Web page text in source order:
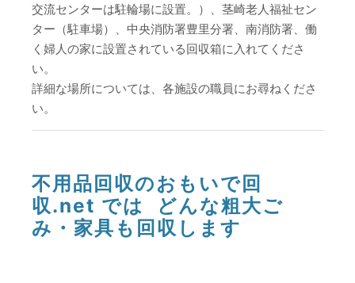
交流センターは駐輪場に設置。）、茎崎老人福祉セン
ター（駐車場）、中央消防署豊里分署、南消防署、働
く婦人の家に設置されている回収箱に入れてくださ
い。
詳細な場所については、各施設の職員にお尋ねくださ
い。
不用品回収のおもいで回
収.net では どんな粗大ご
み・家具も回収します